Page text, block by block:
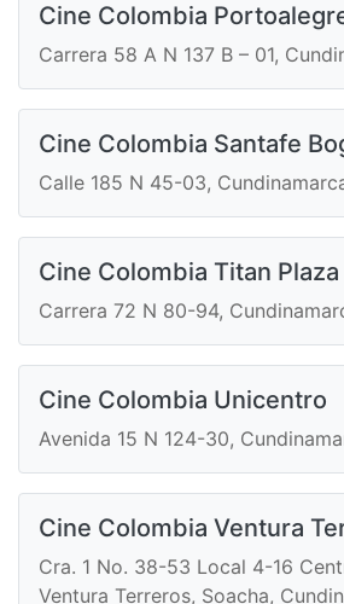
Cine Colombia
Carrera 58 A N 137 B – 01,
Cine Colombia Santafe
Calle 185 N 45-03,
Cine Colombia Titan Plaza
Carrera 72 N 80-94,
Cine Colombia Unicentro
Avenida 15 N 124-30,
Cine Colombia Ventura
Cra. 1 No. 38-53 Local 4-16
Ventura Terreros, Soacha,